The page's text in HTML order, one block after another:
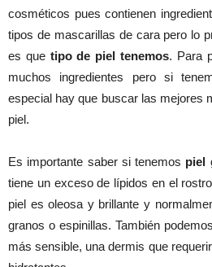
cosméticos pues contienen
tipos de mascarillas de cara pero lo
es que tipo de piel tenemos. Para
muchos ingredientes pero si
especial hay que buscar las mejores
piel.
Es importante saber si tenemos piel
tiene un exceso de lípidos en el
piel es oleosa y brillante y
granos o espinillas. También
más sensible, una dermis que